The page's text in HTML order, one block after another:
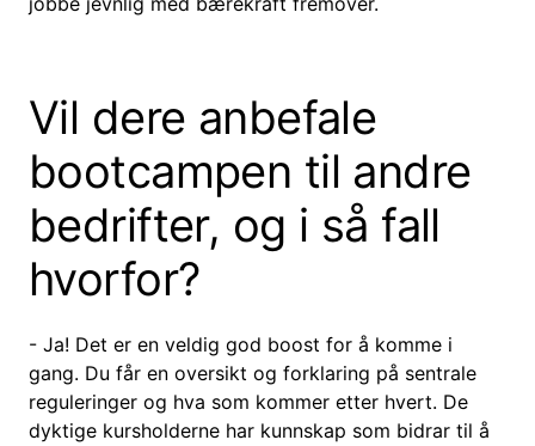
Vil dere anbefale
bootcampen til andre
bedrifter, og i så fall
hvorfor?
- Ja! Det er en veldig god boost for å komme i
gang. Du får en oversikt og forklaring på sentrale
reguleringer og hva som kommer etter hvert. De
dyktige kursholderne har kunnskap som bidrar til å